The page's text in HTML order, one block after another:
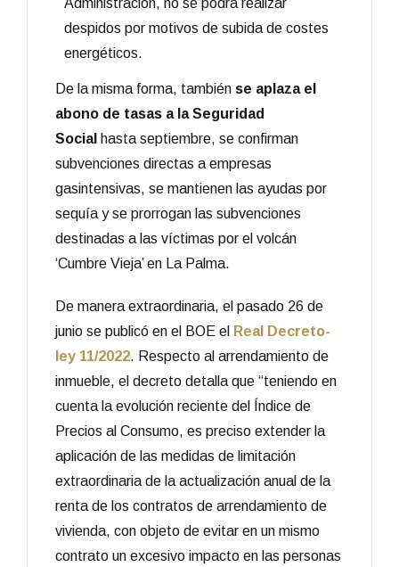
despidos por motivos de subida de costes
energéticos.
De la misma forma, tambiénse aplaza el
abono de tasas a la Seguridad
Social hasta septiembre, se confirman
subvenciones directas a empresas
gasintensivas, se mantienen las ayudas por
sequía y se prorrogan las subvenciones
destinadas a las víctimas por el volcán
‘Cumbre Vieja’ en La Palma.
De manera extraordinaria, el pasado 26 de
junio se publicó en el BOE el Real Decreto-
ley 11/2022. Respecto al arrendamiento de
inmueble, el decreto detalla que “teniendo en
cuenta la evolución reciente del Índice de
Precios al Consumo, es preciso extender la
aplicación de las medidas de limitación
extraordinaria de la actualización anual de la
renta de los contratos de arrendamiento de
vivienda, con objeto de evitar en un mismo
contrato un excesivo impacto en las personas